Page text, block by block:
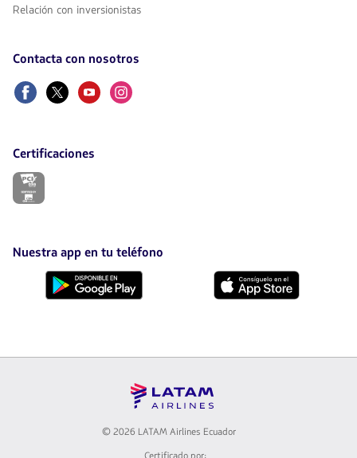
Relación con inversionistas
Contacta con nosotros
FacebookTwitterYoutubeInstagram
Certificaciones
El
nueva
pestaña.
Nuestra app en tu teléfono
Descárgala
Descárgala
© 2026 LATAM Airlines Ecuador